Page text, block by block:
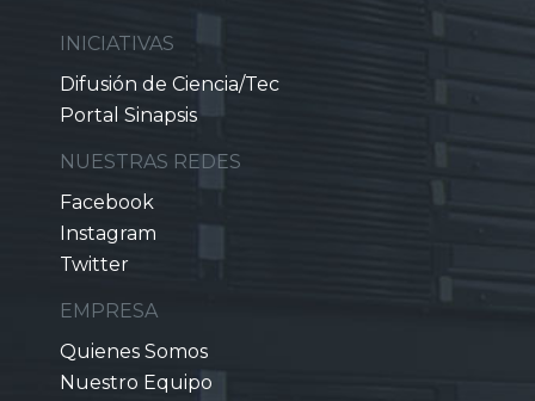
INICIATIVAS
Difusión de Ciencia/Tec
Portal Sinapsis
NUESTRAS REDES
Facebook
Instagram
Twitter
EMPRESA
Quienes Somos
Nuestro Equipo